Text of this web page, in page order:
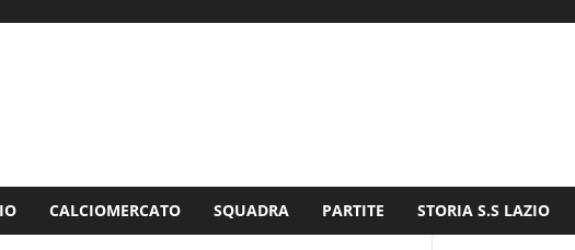
CALCIOMERCATO SQUADRA PARTITE STORIA S.S LAZIO